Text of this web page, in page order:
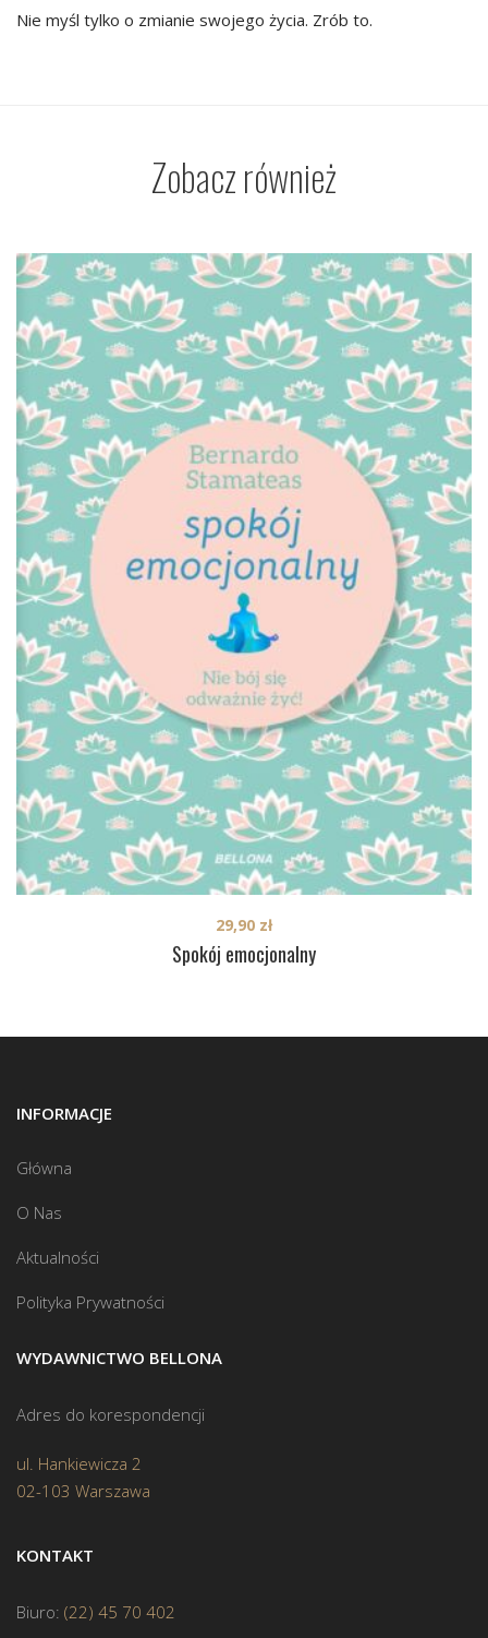
Nie myśl tylko o zmianie swojego życia. Zrób to.
Zobacz również
Spokój emocjonalny
29,90 zł
INFORMACJE
Główna
O Nas
Aktualności
Polityka Prywatności
WYDAWNICTWO BELLONA
Adres do korespondencji
ul. Hankiewicza 2
02-103 Warszawa
KONTAKT
Biuro: (22) 45 70 402